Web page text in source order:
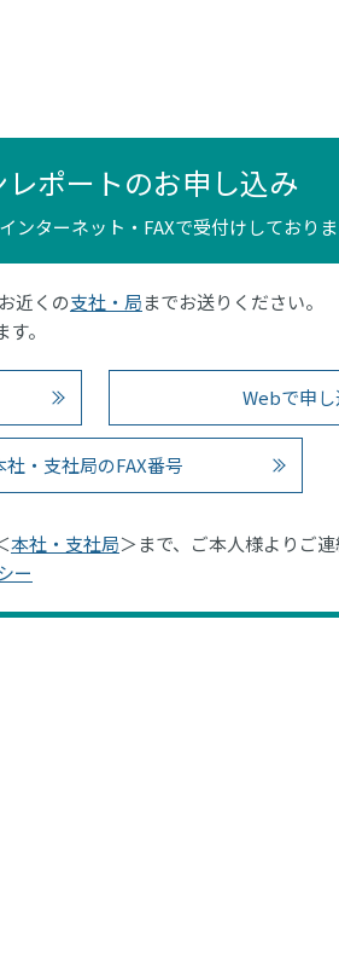
レポートのお申し込み
ンターネット・FAXで受付けしておりま
近くの支社・局までお送りください。
。
Webで申
社・支社局のFAX番号
本社・支社局＞まで、ご本人様よりご連
ー